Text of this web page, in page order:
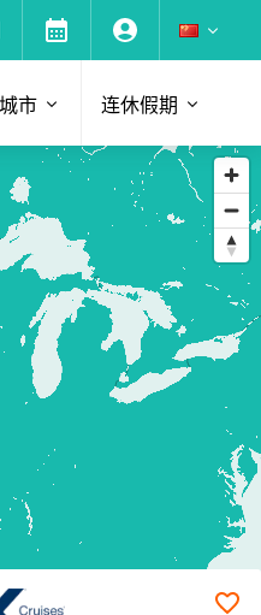
市 连休假期